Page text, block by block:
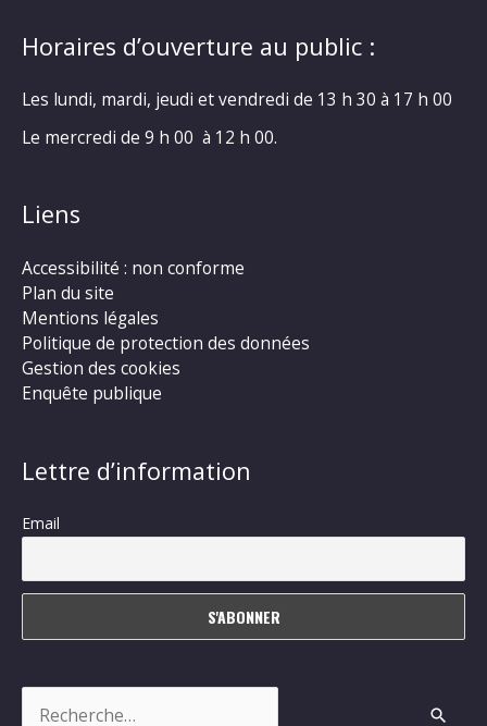
Horaires d’ouverture au public :
Les lundi, mardi, jeudi et vendredi de 13 h 30 à 17 h 00
Le mercredi de 9 h 00 à 12 h 00.
Liens
Accessibilité : non conforme
Plan du site
Mentions légales
Politique de protection des données
Gestion des cookies
Enquête publique
Lettre d’information
Email